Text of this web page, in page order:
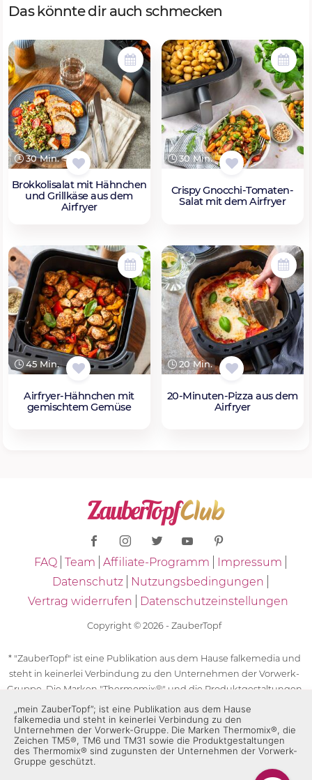
Das könnte dir auch schmecken
30 Min.
Brokkolisalat mit Hähnchen
und Grillkäse aus dem
Airfryer
30 Min.
Crispy Gnocchi-Tomaten-
Salat mit dem Airfryer
45 Min.
Airfryer-Hähnchen mit
gemischtem Gemüse
20 Min.
20-Minuten-Pizza aus dem
Airfryer
FAQ Team Affiliate-Programm
Impressum
Datenschutz
Nutzungsbedingungen
Vertrag widerrufen
Datenschutzeinstellungen
Copyright © 2026 - ZauberTopf
* "ZauberTopf" ist eine Publikation aus dem Hause falkemedia und
steht in keinerlei Verbindung zu den Unternehmen der Vorwerk-
Gruppe. Die Marken "Thermomix®" und die Produktgestaltungen
des "Thermomix®" sind eingetragene Marken der Unternehmen
der Vorwerk-Gruppe. Die Marken Thermomix®, die Zeichen TM5®,
TM6 und TM31 sowie die Produktgestaltungen des Thermomix®
sind zugunsten der Unternehmen der Vorwerk-Gruppe
geschützt. Für die Rezeptangaben in "ZauberTopf" ist
„mein ZauberTopf”; ist eine Publikation aus dem Hause
falkemedia und steht in keinerlei Verbindung zu den
Unternehmen der Vorwerk-Gruppe. Die Marken Thermomix®, die
Zeichen TM5®, TM6 und TM31 sowie die Produktgestaltungen
des Thermomix® sind zugunsten der Unternehmen der Vorwerk-
Gruppe geschützt.